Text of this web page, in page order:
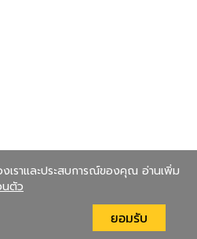
งเราและประสบการณ์ของคุณ อ่านเพิ่ม
นตัว
ยอมรับ